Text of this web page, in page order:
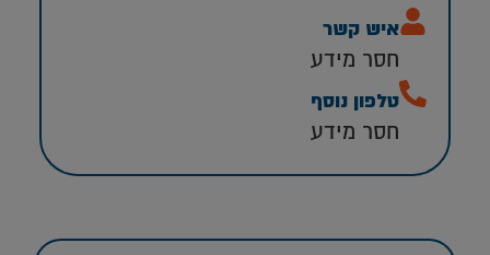
איש קשר
חסר מידע
טלפון נוסף
חסר מידע